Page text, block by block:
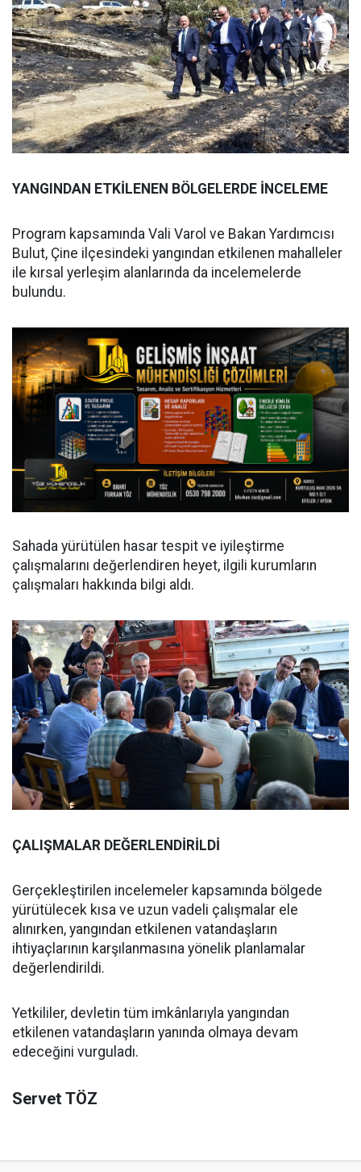
YANGINDAN ETKİLENEN BÖLGELERDE İNCELEME
Program kapsamında Vali Varol ve Bakan Yardımcısı
Bulut, Çine ilçesindeki yangından etkilenen mahalleler
ile kırsal yerleşim alanlarında da incelemelerde
bulundu.
Sahada yürütülen hasar tespit ve iyileştirme
çalışmalarını değerlendiren heyet, ilgili kurumların
çalışmaları hakkında bilgi aldı.
ÇALIŞMALAR DEĞERLENDİRİLDİ
Gerçekleştirilen incelemeler kapsamında bölgede
yürütülecek kısa ve uzun vadeli çalışmalar ele
alınırken, yangından etkilenen vatandaşların
ihtiyaçlarının karşılanmasına yönelik planlamalar
değerlendirildi.
Yetkililer, devletin tüm imkânlarıyla yangından
etkilenen vatandaşların yanında olmaya devam
edeceğini vurguladı.
Servet TÖZ